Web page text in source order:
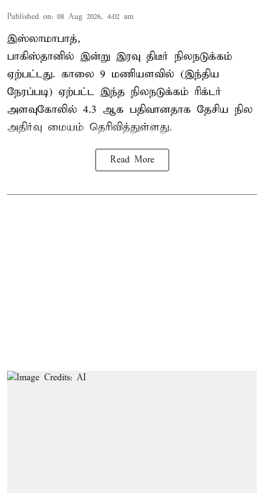
Published on: 08 Aug 2026, 4:02 am
இஸ்லாமாபாத்,
பாகிஸ்தானில் இன்று இரவு திடீர் நிலநடுக்கம்
ஏற்பட்டது. காலை 9 மணியளவில் (இந்திய
நேரப்படி) ஏற்பட்ட இந்த நிலநடுக்கம் ரிக்டர்
அளவுகோலில் 4.3 ஆக பதிவானதாக தேசிய நில
அதிர்வு மையம் தெரிவித்துள்ளது.
Read More